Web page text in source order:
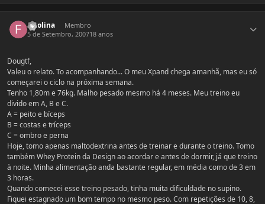
fmolina
Membro
5 de Setembro, 200718 anos
Dougtf,
Valeu o relato. To acompanhando... O meu Xpand chega amanhã, mas eu só
começarei o ciclo na próxima semana.
Tenho 1,80m e 76kg. Malho pesado mesmo há 4 meses. Meu treino eu
divido em A, B e C.
A = peito e bíceps
B = costas e tríceps
C = ombro e perna
Hoje, tomo apenas maltodextrina antes de treinar e durante o treino. Tomo
também Whey Protein da Design ao acordar e antes de dormir, já que treino
à noite. Minha alimentação anda bastante regular, em média como de 3 em
3 horas.
Quando comecei esse treino pesado, tinha muita dificuldade no supino.
Fiquei estagnado um bom tempo no mesmo peso. Com repetições de 10, 8,